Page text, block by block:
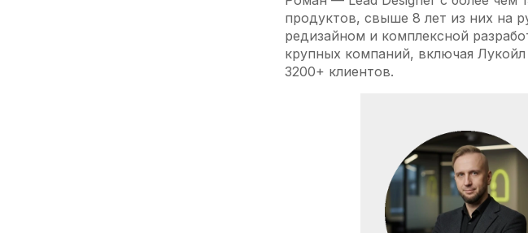
продуктов, свыше 8 лет из них на
редизайном и комплексной
крупных компаний, включая
3200+ клиентов.